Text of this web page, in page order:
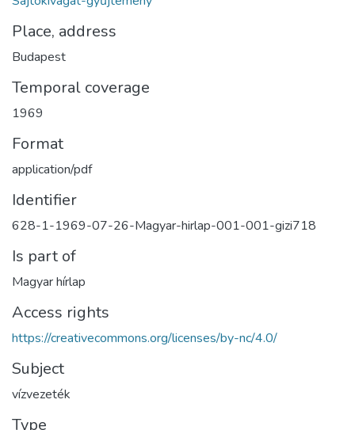
Place, address
Budapest
Temporal coverage
1969
Format
application/pdf
Identifier
628-1-1969-07-26-Magyar-hirlap-001-001-gizi718
Is part of
Magyar hírlap
Access rights
https://creativecommons.org/licenses/by-nc/4.0/
Subject
vízvezeték
Type